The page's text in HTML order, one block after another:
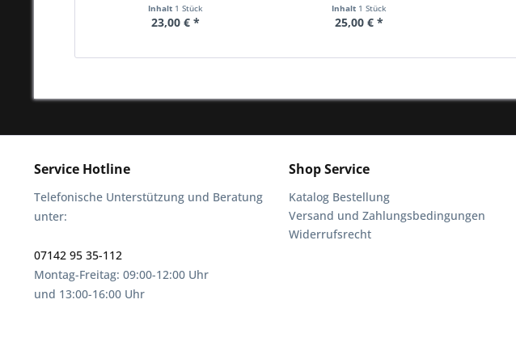
Inhalt 1 Stück
23,00 € *
Inhalt 1 Stück
25,00 € *
Service Hotline
Telefonische Unterstützung und Beratung
unter:
07142 95 35-112
Montag-Freitag: 09:00-12:00 Uhr
und 13:00-16:00 Uhr
Shop Service
Katalog Bestellung
Versand und Zahlungsbedingungen
Widerrufsrecht